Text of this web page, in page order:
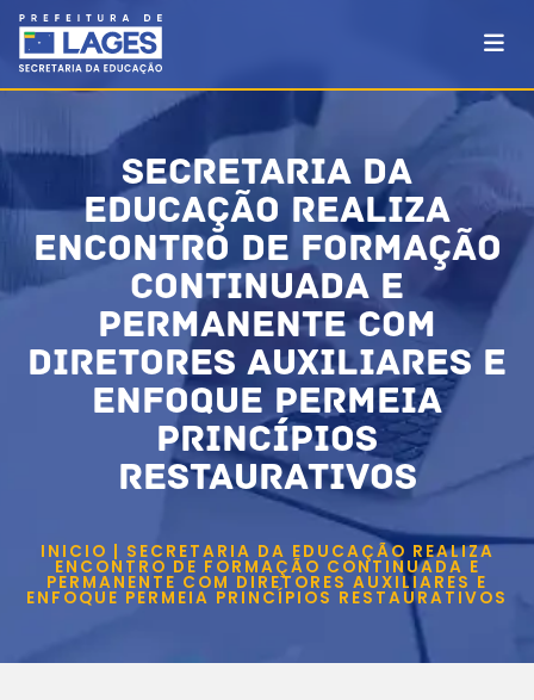
INICIO | SECRETARIA DA EDUCAÇÃO REALIZA
ENCONTRO DE FORMAÇÃO CONTINUADA E
PERMANENTE COM DIRETORES AUXILIARES E
ENFOQUE PERMEIA PRINCÍPIOS RESTAURATIVOS
SECRETARIA DA
EDUCAÇÃO REALIZA
ENCONTRO DE FORMAÇÃO
CONTINUADA E
PERMANENTE COM
DIRETORES AUXILIARES E
ENFOQUE PERMEIA
PRINCÍPIOS
RESTAURATIVOS